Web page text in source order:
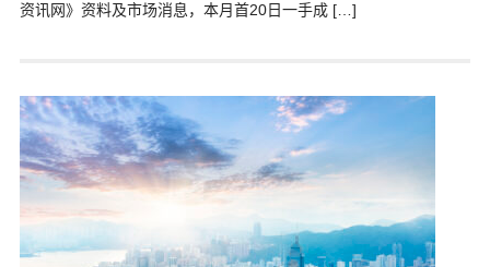
资讯网》资料及市场消息，本月首20日一手成 […]